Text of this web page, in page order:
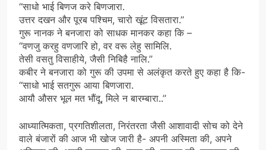
‘‘साधो भाई बिणज करे बिणजारा.
उत्तर दखन और पूरब पश्चिम, चारो खूंट विसतारा.’’
गुरू नानक ने बनजारा को साधक मानकर कहा कि –
‘‘वणजु करहु वणजारि हो, वर वरू लेहु सामिलि.
तेसी वसतु विसाहीये, जैसी निबिहै नालि.’’
कबीर ने बनजारा को गुरू की उपमा से अलंकृत करते हुए कहा है कि-
‘‘साधो भाई सतगुरू आया बिणजारा.
आयौ औसर भूल मत भौंदू, मिले न बारम्बारा..’’
आध्यात्मिकता, प्रगतिशीलता, निरंतरता जैसी आशावादी सोच को देने
वाले बंजारों की आज भी खोज जारी है- अपनी अस्मिता की, अपने